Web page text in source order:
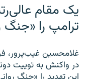
یک مقام
ترامپ را «جنگ
غلامحسین غیب‌پرور،
در واکنش به توییت